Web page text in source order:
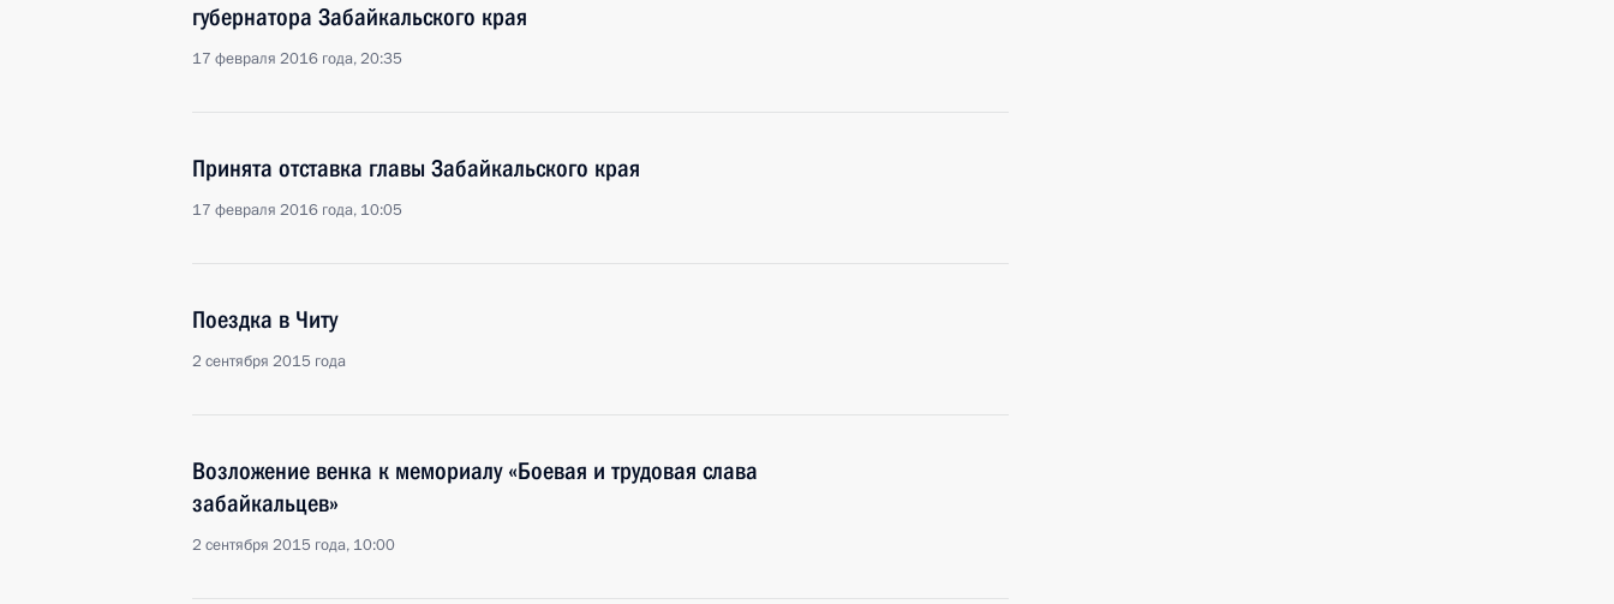
губернатора Забайкальского края
17 февраля 2016 года, 20:35
Принята отставка главы Забайкальского края
17 февраля 2016 года, 10:05
Поездка в Читу
2 сентября 2015 года
Возложение венка к мемориалу «Боевая и трудовая слава
забайкальцев»
2 сентября 2015 года, 10:00